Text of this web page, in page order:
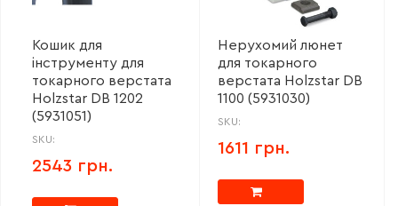
Кошик для
інструменту для
токарного верстата
Holzstar DB 1202
(5931051)
SKU:
2543 грн.
Нерухомий люнет
для токарного
верстата Holzstar DB
1100 (5931030)
SKU:
1611 грн.